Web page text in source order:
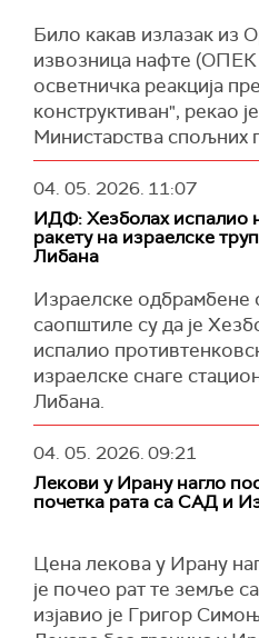
Фјучерси нафте марке
Intermediate", америчке
пали су за 0,62 одсто
барелу.
(CNN)
Било какав излазак из
извозница нафте (ОПЕК
осветничка реакција
конструктиван", рекао
Министарства спољних
коментаришући одлуку
Емирата (УАЕ) да
нафте.
Багеи је додао да ће
"неприкладно
и САД током рата
УАЕ су раније најавили
Организацију земаља
ОПЕК и ОПЕК плус.
(Reuters)
04. 05. 2026. 11:07
ИДФ: Хезболах испалио
ракету на израелске
Либана
Израелске
саопштиле су да је
испалио
израелске снаге
Либана.
повређених и да су
израелске трупе
је израелско ратно
у области у којој су
групе.
У одвојеном
04. 05. 2026.09:21
Лекови у Ирану нагло
почетка рата са САД и
Цена лекова у Ирану
је почео рат те земље
изјавио је Григор